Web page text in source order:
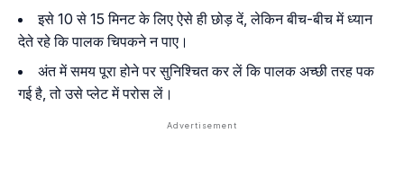
इसे 10 से 15 मिनट के लिए ऐसे ही छोड़ दें, लेकिन बीच-बीच में ध्यान
देते रहे कि पालक चिपकने न पाए।
अंत में समय पूरा होने पर सुनिश्चित कर लें कि पालक अच्छी तरह पक
गई है, तो उसे प्लेट में परोस लें।